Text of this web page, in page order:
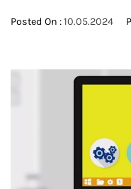
Posted On :10.05.2024